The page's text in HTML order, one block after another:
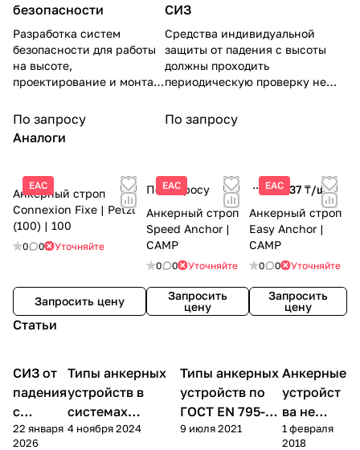
безопасности
Разработка систем
безопасности для работы
на высоте,
проектирование и монтаж
стационарных анкерных
линий и вертикальных
систем защиты от падения
По запросу
СИЗ
Средства индивидуальной
защиты от падения с высоты
должны проходить
периодическую проверку не
напомним о необходимости
провести проверку через год
По запросу
Аналоги
ЕАС
Анкерный строп
Connexion Fixe | Petzl
(100) | 100
0 0 Уточняйте
Запросить цену
ЕАС
По запросу
Анкерный строп
Speed Anchor |
CAMP
0 0 Уточняйте
Запросить
цену
ЕАС
20 937 ₸/шт
Анкерный строп
Easy Anchor |
CAMP
0 0 Уточняйте
Запросить
цену
Статьи
Теория
СИЗ от
падения
с
высоты
22 января
2026
Практика
Типы анкерных
устройств в
системах
безопасности
4 ноября 2024
Теория
Типы анкерных
устройств по
ГОСТ EN 795-
2019
9 июля 2021
Теория
Анкерные
устройст
ва не
СИЗ?
1 февраля
2018